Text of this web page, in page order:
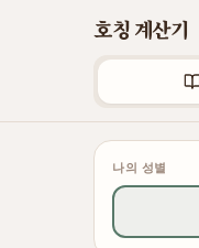
호칭 계산기
나의 성별